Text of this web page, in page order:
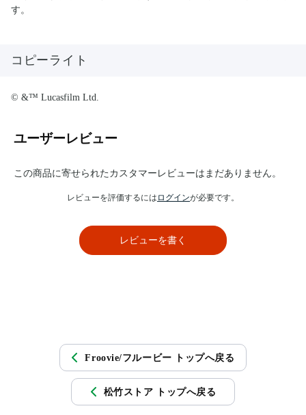
す。
コピーライト
© &™ Lucasfilm Ltd.
ユーザーレビュー
この商品に寄せられたカスタマーレビューはまだありません。
レビューを評価するには ログインが必要です。
レビューを書く
Froovie/フルービー トップへ戻る
松竹ストア トップへ戻る